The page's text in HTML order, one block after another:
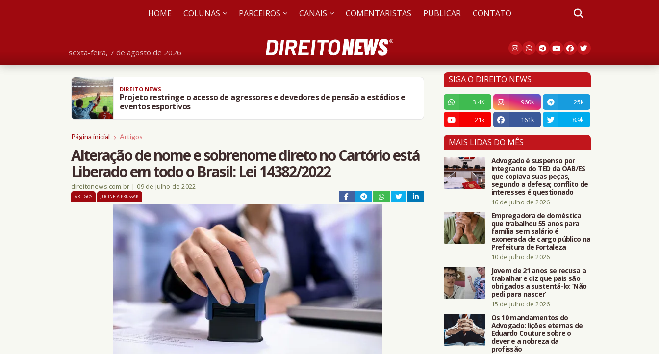
sexta-feira, 7 de agosto de 2026
HOME COLUNAS PARCEIROS CANAIS COMENTARISTAS PUBLICAR CONTATO
DIREITO NEWS
Projeto restringe o acesso de agressores e devedores de pensão a estádios e
eventos esportivos
Página inicial Artigos
Alteração de nome e sobrenome direto no Cartório está
Liberado em todo o Brasil: Lei 14382/2022
direitonews.com.br | 09 de julho de 2022
ARTIGOS JUCINEIA PRUSSAK
SIGA O DIREITO NEWS
3.4K 960k
25k
21k
161k 8.9k
MAIS LIDAS DO MÊS
Advogado é suspenso por
integrante do TED da OAB/ES
que copiava suas peças,
segundo a defesa; conflito de
interesses é questionado
16 de julho de 2026
Empregadora de doméstica
que trabalhou 55 anos para
família sem salário é
exonerada de cargo público na
Prefeitura de Fortaleza
10 de julho de 2026
Jovem de 21 anos se recusa a
trabalhar e diz que pais são
obrigados a sustentá-lo: ‘Não
pedi para nascer’
15 de julho de 2026
Os 10 mandamentos do
Advogado: lições eternas de
Eduardo Couture sobre o
dever e a nobreza da
profissão